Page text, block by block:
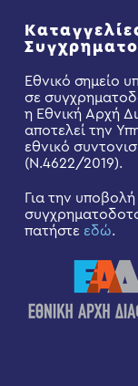
Εθνικό σημείο
σε
η Εθνική Αρχή
αποτελεί την
εθνικό
(Ν.4622/2019).
Για την
πατήστε εδώ.